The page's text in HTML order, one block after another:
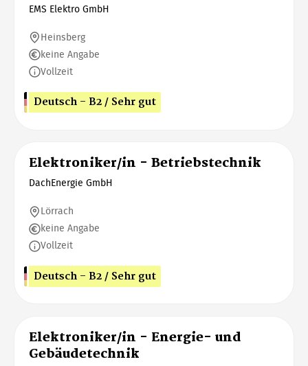
EMS Elektro GmbH
Heinsberg
keine Angabe
Vollzeit
Deutsch - B2 / Sehr gut
Elektroniker/in - Betriebstechnik
DachEnergie GmbH
Lörrach
keine Angabe
Vollzeit
Deutsch - B2 / Sehr gut
Elektroniker/in - Energie- und
Gebäudetechnik